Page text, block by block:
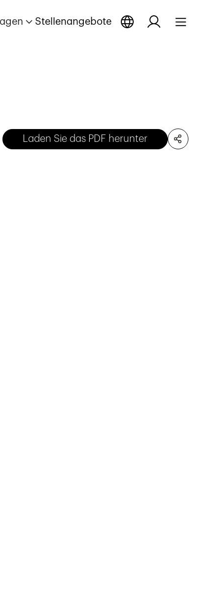
Stellenangebote
Laden Sie das PDF herunter